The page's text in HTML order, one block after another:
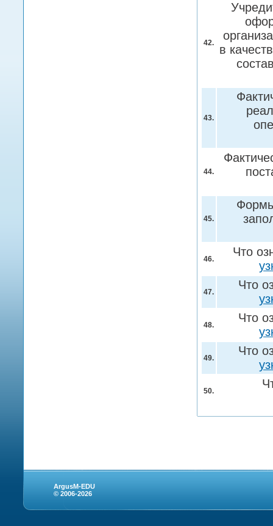
42.
в
43.
44.
45.
Формы
46.
Что
47.
Что
48.
Что
49.
Что
50.
ArgusM-EDU
© 2006-2026